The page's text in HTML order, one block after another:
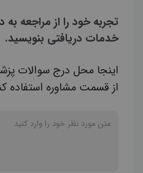
تجربه خود را از مراجعه به
خدمات دریافتی بنویسید.
اینجا محل درج سوالات
از قسمت مشاوره استفاده